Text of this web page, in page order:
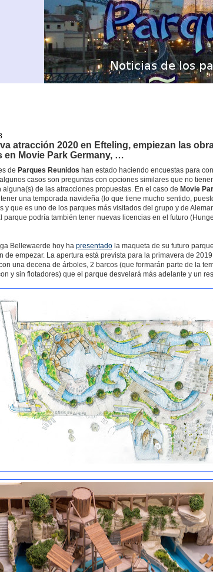
atracción 2020 en Efteling, empiezan las
en Movie Park Germany, …
de Parques Reunidos han estado haciendo encuestas para
casos son preguntas con opciones similares que no
de las atracciones propuestas. En el caso de Movie
una temporada navideña (lo que tiene mucho sentido,
y que es uno de los parques más visitados del grupo y de
parque podría también tener nuevas licencias en el futuro
Bellewaerde hoy ha presentadola maqueta de su futuro
de empezar. La apertura está prevista para la primavera de
una decena de árboles, 2 barcos (que formarán parte de la
y sin flotadores) que el parque desvelará más adelante y un